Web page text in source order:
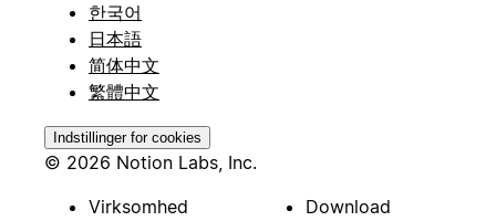
한국어
日本語
简体中文
繁體中文
Indstillinger for cookies
© 2026 Notion Labs, Inc.
Virksomhed
Download